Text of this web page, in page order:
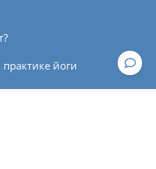
йоги